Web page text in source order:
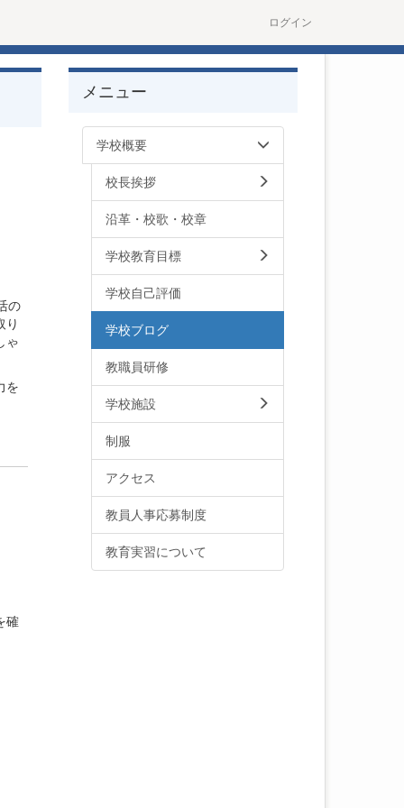
ログイン
の
り
ゃ
を
確
メニュー
学校概要
校長挨拶
沿革・校歌・校章
学校教育目標
学校自己評価
学校ブログ
教職員研修
学校施設
制服
アクセス
教員人事応募制度
教育実習について